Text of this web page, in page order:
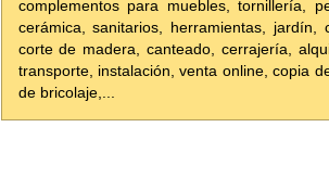
complementos para muebles, tornillería,
cerámica, sanitarios, herramientas,
corte de madera, canteado, cerrajería,
transporte, instalación, venta online, copia
de bricolaje,...